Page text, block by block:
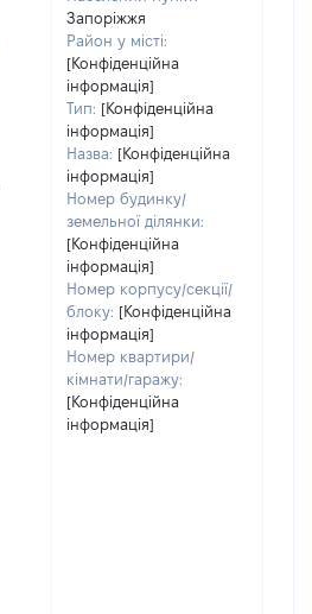
Запоріжжя
Район у місті:
[Конфіденційна
інформація]
Тип: [Конфіденційна
інформація]
Назва: [Конфіденційна
інформація]
Номер будинку/
земельної ділянки:
[Конфіденційна
інформація]
Номер корпусу/секції/
блоку: [Конфіденційна
інформація]
Номер квартири/
кімнати/гаражу:
[Конфіденційна
інформація]